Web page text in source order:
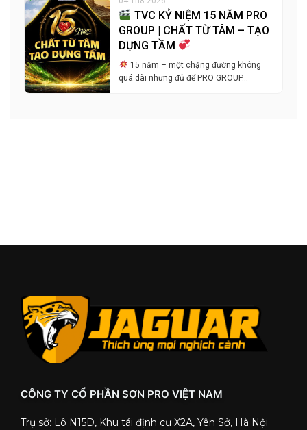
TVC KỶ NIỆM 15 NĂM PRO
GROUP | CHẤT TỪ TÂM – TẠO
DỰNG TẦM
15 năm – một chặng đường không
quá dài nhưng đủ để PRO GROUP…
CÔNG TY CỔ PHẦN SƠN PRO VIỆT NAM
Trụ sở: Lô N15D, Khu tái định cư X2A, Yên Sở, Hà Nội